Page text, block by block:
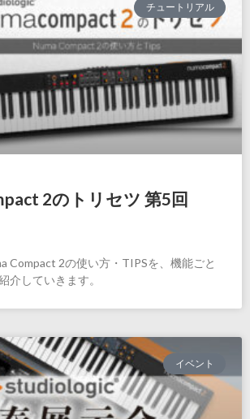
チュートリアル
2のトリセツ 第5回
Compact 2の使い方・TIPSを、機能ごと
介していきます。
イベント